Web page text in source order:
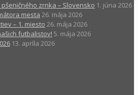
zrnka – Slovensko 1. júna 2026
mesta 26. mája 2026
– 1. miesto 26. mája 2026
futbalistov! 5. mája 2026
13. apríla 2026